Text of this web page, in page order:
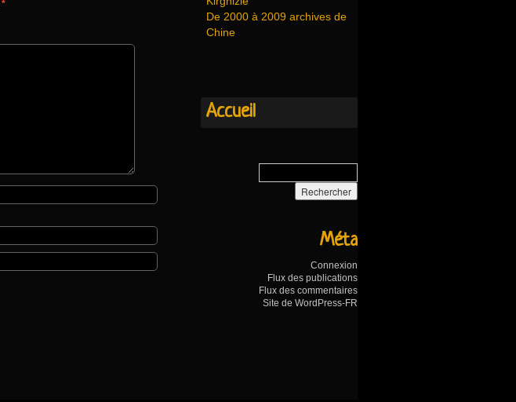
*
De 2000 à 2009 archives de
Chine
Accueil
Méta
Connexion
Flux des publications
Flux des commentaires
Site de WordPress-FR